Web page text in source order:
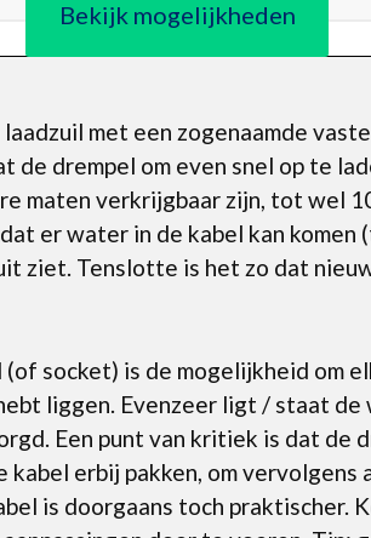
Bekijk mogelijkheden
met een zogenaamde
de drempel om even snel op te
maten verkrijgbaar zijn, tot wel
er water in de kabel kan
ziet. Tenslotte is het zo dat
socket) is de mogelijkheid om
liggen. Evenzeer ligt / staat de
Een punt van kritiek is dat de
erbij pakken, om vervolgens
is doorgaans toch praktischer.